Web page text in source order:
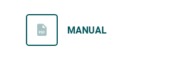
MANUAL